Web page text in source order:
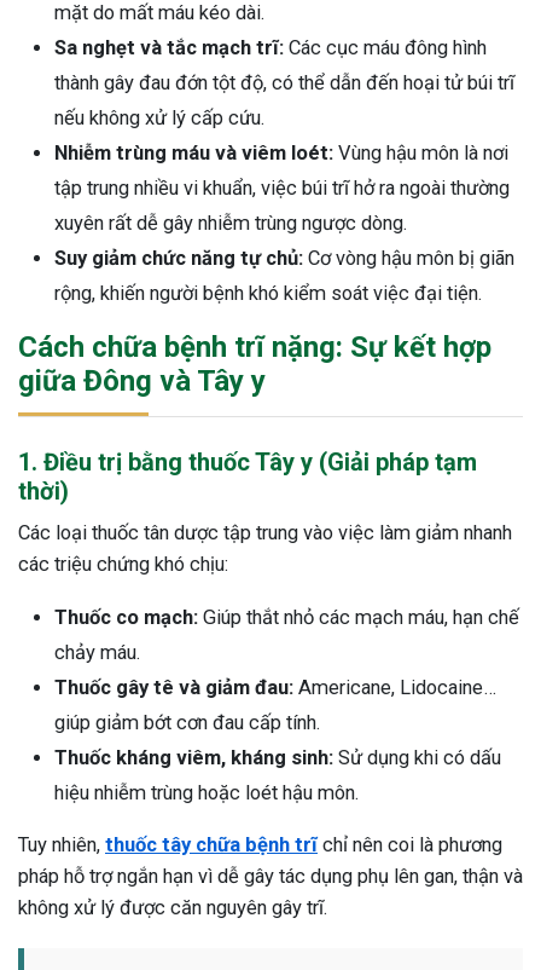
mặt do mất máu kéo dài.
Sa nghẹt và tắc mạch trĩ: Các cục máu đông hình
thành gây đau đớn tột độ, có thể dẫn đến hoại tử búi trĩ
nếu không xử lý cấp cứu.
Nhiễm trùng máu và viêm loét: Vùng hậu môn là nơi
tập trung nhiều vi khuẩn, việc búi trĩ hở ra ngoài thường
xuyên rất dễ gây nhiễm trùng ngược dòng.
Suy giảm chức năng tự chủ: Cơ vòng hậu môn bị giãn
rộng, khiến người bệnh khó kiểm soát việc đại tiện.
Cách chữa bệnh trĩ nặng: Sự kết hợp
giữa Đông và Tây y
1. Điều trị bằng thuốc Tây y (Giải pháp tạm
thời)
Các loại thuốc tân dược tập trung vào việc làm giảm nhanh
các triệu chứng khó chịu:
Thuốc co mạch: Giúp thắt nhỏ các mạch máu, hạn chế
chảy máu.
Thuốc gây tê và giảm đau: Americane, Lidocaine…
giúp giảm bớt cơn đau cấp tính.
Thuốc kháng viêm, kháng sinh: Sử dụng khi có dấu
hiệu nhiễm trùng hoặc loét hậu môn.
Tuy nhiên, thuốc tây chữa bệnh trĩchỉ nên coi là phương
pháp hỗ trợ ngắn hạn vì dễ gây tác dụng phụ lên gan, thận và
không xử lý được căn nguyên gây trĩ.